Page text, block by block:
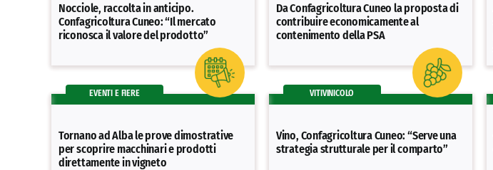
Nocciole, raccolta in anticipo.
Confagricoltura Cuneo: “Il mercato
riconosca il valore del prodotto”
Da Confagricoltura Cuneo la proposta di
contribuire economicamente al
contenimento della PSA
Tornano ad Alba le prove dimostrative
per scoprire macchinari e prodotti
direttamente in vigneto
EVENTI E FIERE
Vino, Confagricoltura Cuneo: “Serve una
strategia strutturale per il comparto”
VITIVINICOLO